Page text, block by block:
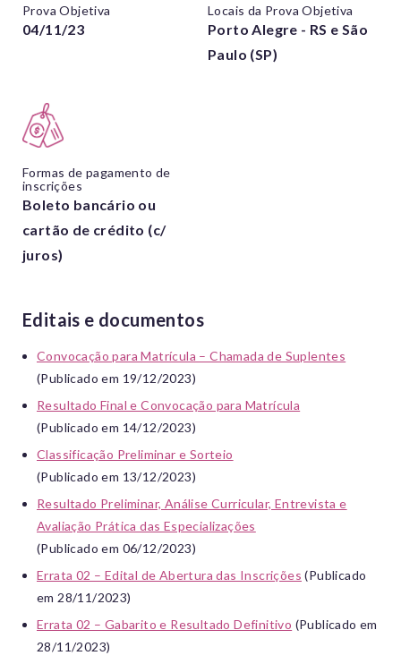
Prova Objetiva
04/11/23
Locais da Prova Objetiva
Porto Alegre - RS e São
Paulo (SP)
Formas de pagamento de
inscrições
Boleto bancário ou
cartão de crédito (c/
juros)
Editais e documentos
Convocação para Matrícula – Chamada de Suplentes
(Publicado em 19/12/2023)
Resultado Final e Convocação para Matrícula
(Publicado em 14/12/2023)
Classificação Preliminar e Sorteio
(Publicado em 13/12/2023)
Resultado Preliminar, Análise Curricular, Entrevista e
Avaliação Prática das Especializações
(Publicado em 06/12/2023)
Errata 02 – Edital de Abertura das Inscrições (Publicado
em 28/11/2023)
Errata 02 – Gabarito e Resultado Definitivo (Publicado em
28/11/2023)